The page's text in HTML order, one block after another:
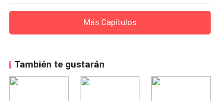
Más Capítulos
También te gustarán